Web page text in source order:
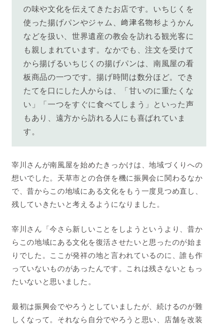
の味や文化を伝えてきたお店です。いちじくを
使った揚げパンやジャム、 﨑津名物杉ようかん
などを扱い、世界遺産の教会を訪れる観光客に
も親しまれています。なかでも、注文を受けて
から揚げるいちじくの揚げパンは、南風屋の看
板商品の一つです。揚げ時間は数分ほど。でき
たてを口にした人からは、「甘いのに重たくな
い」「一つをすぐに食べてしまう」といった声
もあり、遠方から訪れる人にも喜ばれていま
す。
宰川 さんが南風屋を始めたきっかけは、地域づくりへの
想いでした。天草市との合併を機に振興会に関わるなか
で、昔からこの地域にある文化をもう一度見つめ直し、
残していきたいと考えるようになりました。
宰川 さん「今さら新しいことをしようというより、昔か
らこの地域にある文化を復活させたいと思ったのが始ま
りでした。ここが発祥の地と言われているのに、誰も作
っていないものがあったんです。これは残さないともっ
たいないと思いました。
最初は振興会でやろうとしていましたが、続けるのが難
しくなって。それなら自分でやろうと思い、店舗を改装